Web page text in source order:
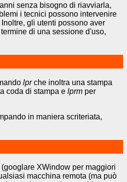
senza bisogno di riavviarla,
i tecnici possono intervenire
gli utenti possono aver
di una sessione d'uso,
lprche inoltra una stampa
coda di stampa e lprm per
in maniera scriteriata,
XWindow per maggiori
macchina remota (ma può